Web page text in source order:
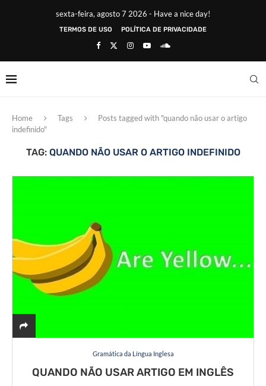
sexta-feira, agosto 7 2026 - Have a nice day!
TERMOS DE USO POLÍTICA DE PRIVACIDADE
Home Tags
Posts tagged with "quando não usar o artigo
indefinido"
TAG: QUANDO NÃO USAR O ARTIGO INDEFINIDO
Gramática da Língua Inglesa
QUANDO NÃO USAR ARTIGO EM INGLÊS